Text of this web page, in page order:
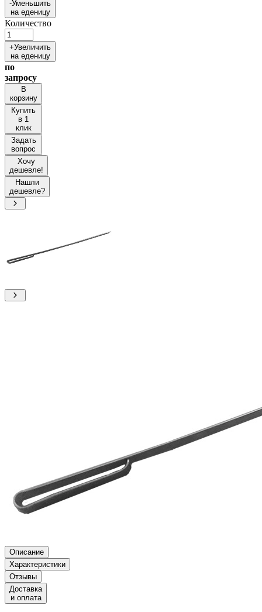
-Уменьшить
на еденицу
Количество
+Увеличить
на еденицу
по
запросу
В
корзину
Купить
в 1
клик
Задать
вопрос
Хочу
дешевле!
Нашли
дешевле?
Описание
Характеристики
Отзывы
Доставка
и оплата